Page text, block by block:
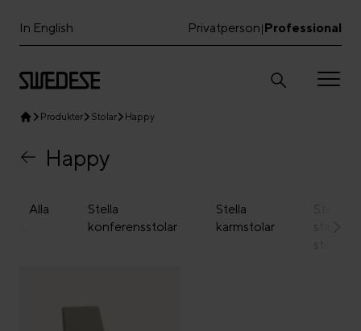
In English Professional
|
Privatperson
Produkter Stolar Happy
Happy
Alla
Stella
konferensstolar
Stella
karmstolar
Stella
stolar